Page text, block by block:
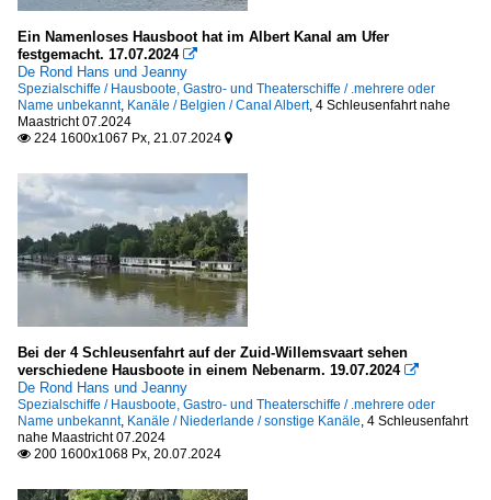
Ein Namenloses Hausboot hat im Albert Kanal am Ufer
festgemacht. 17.07.2024 
De Rond Hans und Jeanny
Spezialschiffe / Hausboote, Gastro- und Theaterschiffe / .mehrere oder
Name unbekannt, Kanäle / Belgien / Canal Albert, 4 Schleusenfahrt nahe
Maastricht 07.2024
 224 1600x1067 Px, 21.07.2024 
Bei der 4 Schleusenfahrt auf der Zuid-Willemsvaart sehen
verschiedene Hausboote in einem Nebenarm. 19.07.2024 
De Rond Hans und Jeanny
Spezialschiffe / Hausboote, Gastro- und Theaterschiffe / .mehrere oder
Name unbekannt, Kanäle / Niederlande / sonstige Kanäle, 4 Schleusenfahrt
nahe Maastricht 07.2024
 200 1600x1068 Px, 20.07.2024